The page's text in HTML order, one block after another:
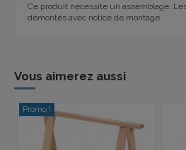
Ce produit nécessite un assemblage.
démontés avec notice de montage.
Vous aimerez aussi
Promo !